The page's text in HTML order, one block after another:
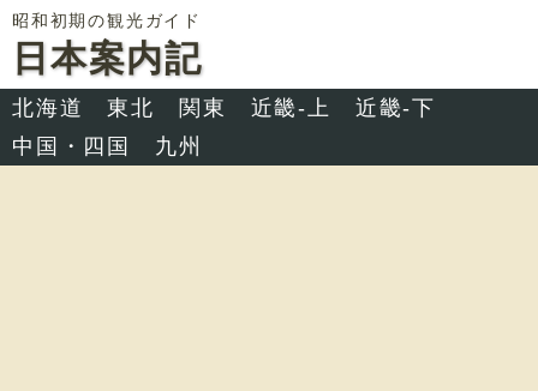
昭和初期の観光ガイド
日本案内記
北海道 東北 関東 近畿-上
近畿-下
中国・四国
九州